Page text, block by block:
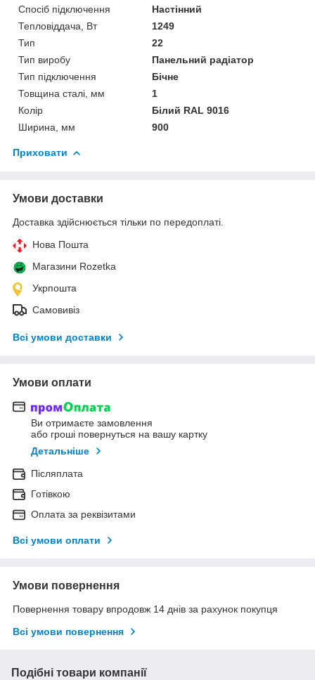
Спосіб підключення
Настінний
Тепловіддача, Вт
1249
Тип
22
Тип виробу
Панельний радіатор
Тип підключення
Бічне
Товщина сталі, мм
1
Колір
Білий RAL 9016
Ширина, мм
900
Приховати
Умови доставки
Доставка здійснюється тільки по передоплаті.
Нова Пошта
Магазини Rozetka
Укрпошта
Самовивіз
Всі умови доставки
Умови оплати
Ви отримаєте замовлення
або гроші повернуться на вашу картку
Детальніше
Післяплата
Готівкою
Оплата за реквізитами
Всі умови оплати
Умови повернення
Повернення товару впродовж 14 днів за рахунок покупця
Всі умови повернення
Подібні товари компанії